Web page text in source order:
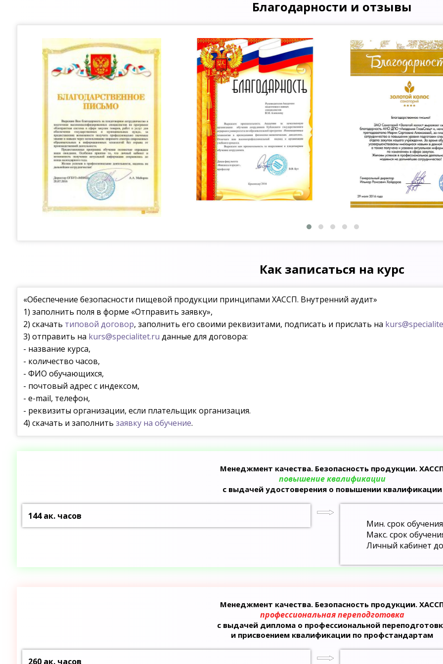
Благодарности и отзывы
Как записаться на курс
«Обеспечение безопасности пищевой продукции принципами ХАССП. Внутренний аудит»
1) заполнить поля в форме «Отправить заявку»,
2) скачать типовой договор, заполнить его своими реквизитами, подписать и прислать на
3) отправить на kurs@specialitet.ru данные для договора:
- название курса,
- количество часов,
- ФИО обучающихся,
- почтовый адрес с индексом,
- e-mail, телефон,
- реквизиты организации, если плательщик организация.
4) скачать и заполнитьзаявку на обучение.
Менеджмент качества. Безопасность продукции.
повышение квалификации
с выдачей удостоверения о повышении квалификации
144 ак. часов
Мин. срок
Макс. срок
Личный кабинет
Менеджмент качества. Безопасность продукции.
профессиональная переподготовка
с выдачей диплома о профессиональной
и присвоением квалификации по профстандартам
260 ак. часов